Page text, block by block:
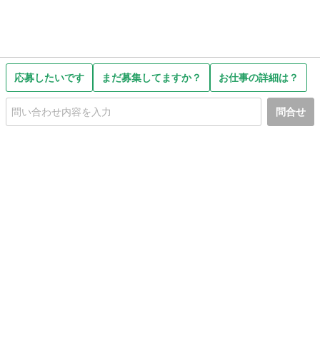
応募したいです まだ募集してますか？ お仕事の詳細は？
問合せ